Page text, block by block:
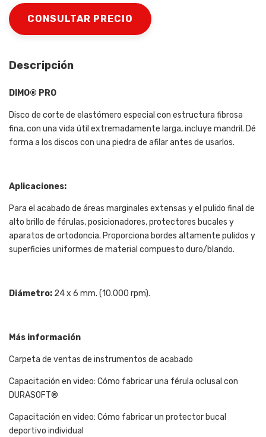
Descripción
DIMO®​ PRO
Disco de corte de elastómero especial con estructura fibrosa
fina, con una vida útil extremadamente larga, incluye mandril. Dé
forma a los discos con una piedra de afilar antes de usarlos.
Aplicaciones:
Para el acabado de áreas marginales extensas y el pulido final de
alto brillo de férulas, posicionadores, protectores bucales y
aparatos de ortodoncia. Proporciona bordes altamente pulidos y
superficies uniformes de material compuesto duro/blando.
Diámetro: 24 x 6 mm. (10.000 rpm).
Más información
Carpeta de ventas de instrumentos de acabado
Capacitación en video: Cómo fabricar una férula oclusal con
DURASOFT®
Capacitación en video: Cómo fabricar un protector bucal
deportivo individual